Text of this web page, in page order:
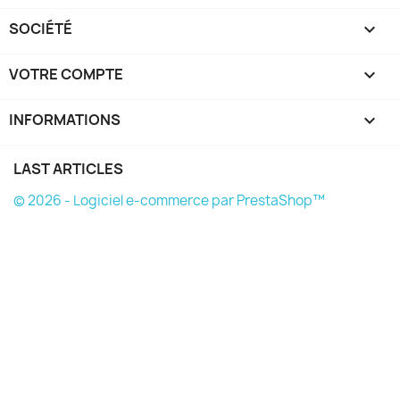
SOCIÉTÉ 
VOTRE COMPTE 
INFORMATIONS keyboard_arrow_down
LAST ARTICLES
© 2026 - Logiciel e-commerce par PrestaShop™